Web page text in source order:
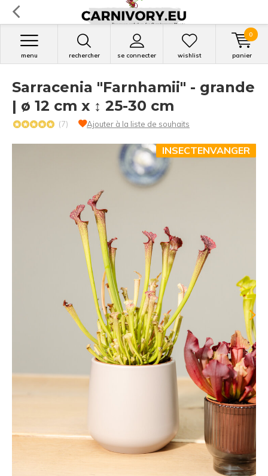
rechercher se connecter
menu wishlist panier
0
Sarracenia "Farnhamii" - grande
| ø 12 cm x ↕ 25-30 cm
(7) Ajouter à la liste de souhaits
INSECTENVANGER